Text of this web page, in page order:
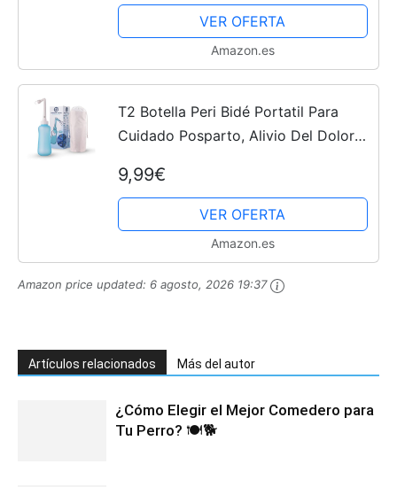
Paquete con 640 Toallitas...
VER OFERTA
Amazon.es
T2 Botella Peri Bidé Portatil Para
Cuidado Posparto, Alivio Del Dolor
Boquilla 60° - Bolsa De
Almacenamiento Lavable y de...
9,99€
VER OFERTA
Amazon.es
Amazon price updated: 6 agosto, 2026 19:37
Artículos relacionados Más del autor
¿Cómo Elegir el Mejor Comedero para
Tu Perro? 🍽️🐕